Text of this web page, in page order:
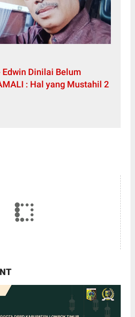
Edwin Dinilai Belum
: Hal yang Mustahil 2